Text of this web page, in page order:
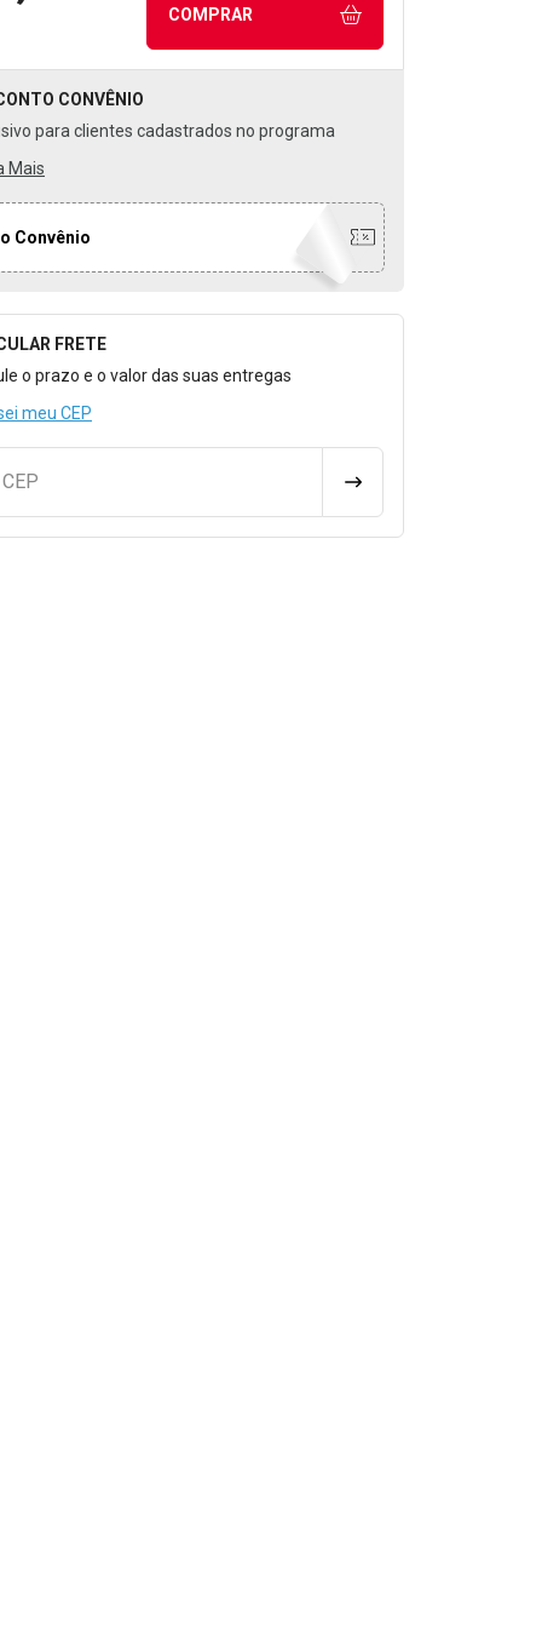
COMPRAR
CONVÊNIO
para clientes cadastrados no programa
Mais
Convênio
para Calcular o Frete
FRETE
o prazo e o valor das suas entregas
meu CEP
CALCULAR FRETE